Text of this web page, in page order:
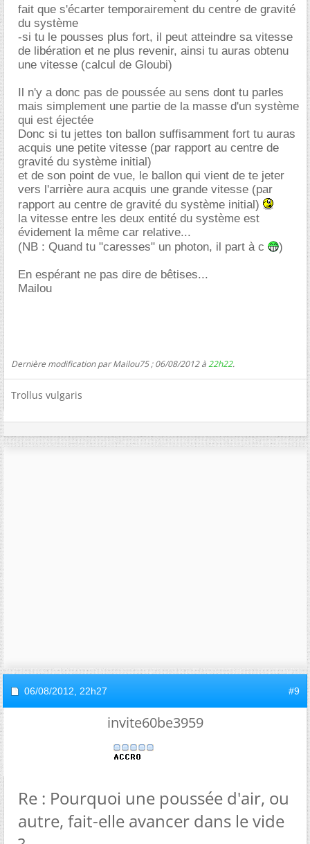
fait que s'écarter temporairement du centre de gravité
du système
-si tu le pousses plus fort, il peut atteindre sa vitesse
de libération et ne plus revenir, ainsi tu auras obtenu
une vitesse (calcul de Gloubi)
Il n'y a donc pas de poussée au sens dont tu parles
mais simplement une partie de la masse d'un système
qui est éjectée
Donc si tu jettes ton ballon suffisamment fort tu auras
acquis une petite vitesse (par rapport au centre de
gravité du système initial)
et de son point de vue, le ballon qui vient de te jeter
vers l'arrière aura acquis une grande vitesse (par
rapport au centre de gravité du système initial)
la vitesse entre les deux entité du système est
évidement la même car relative...
(NB : Quand tu "caresses" un photon, il part à c
)
En espérant ne pas dire de bêtises...
Mailou
Dernière modification par Mailou75 ; 06/08/2012 à22h22.
Trollus vulgaris
06/08/2012, 22h27 #9
invite60be3959
Re : Pourquoi une poussée d'air, ou
autre, fait-elle avancer dans le vide